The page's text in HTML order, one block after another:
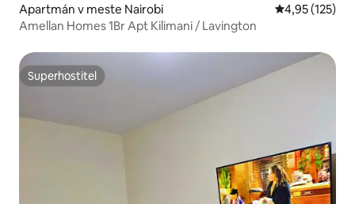
Apartmán v meste Nairobi Priemerné
4,95 (125)
Amellan Homes 1Br Apt Kilimani / Lavington
Superhostiteľ
Superhostiteľ